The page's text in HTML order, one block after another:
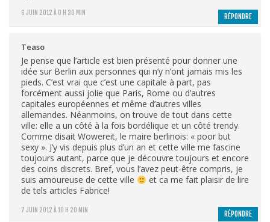
6 JUIN 2012 À 0 H 30 MIN RÉPONDRE
Teaso
7 JUIN 2012 À 10 H 20 MIN
Je pense que l’article est bien présenté pour donner une
idée sur Berlin aux personnes qui n’y n’ont jamais mis les
pieds. C’est vrai que c’est une capitale à part, pas
forcément aussi jolie que Paris, Rome ou d’autres
capitales européennes et même d’autres villes
allemandes. Néanmoins, on trouve de tout dans cette
ville: elle a un côté à la fois bordélique et un côté trendy.
Comme disait Wowereit, le maire berlinois: « poor but
sexy ». J’y vis depuis plus d’un an et cette ville me fascine
toujours autant, parce que je découvre toujours et encore
des coins discrets. Bref, vous l’avez peut-être compris, je
suis amoureuse de cette ville
et ca me fait plaisir de lire
de tels articles Fabrice!
RÉPONDRE